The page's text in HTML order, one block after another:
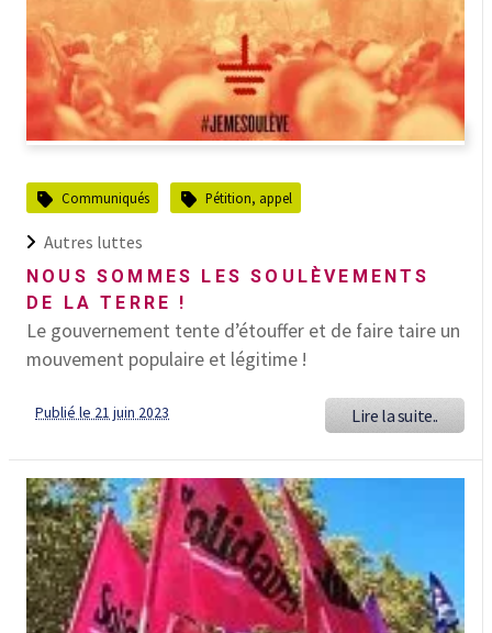
Communiqués Pétition, appel
Autres luttes
NOUS SOMMES LES SOULÈVEMENTS
DE LA TERRE !
Le gouvernement tente d’étouffer et de faire taire un
mouvement populaire et légitime !
Publié le 21 juin 2023 Lire la suite..